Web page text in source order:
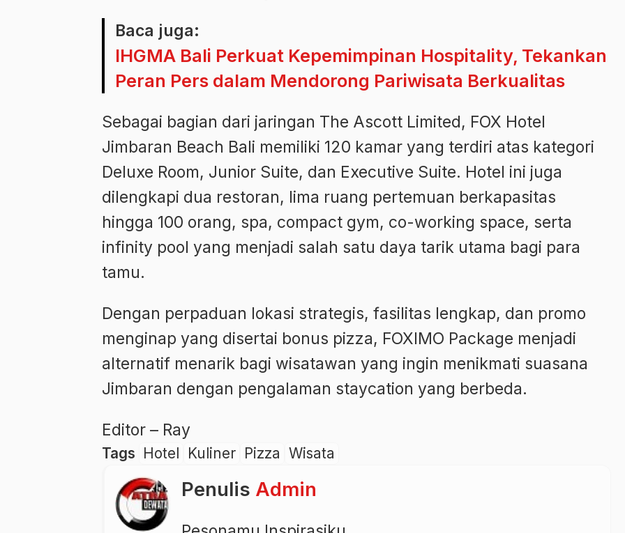
Baca juga:
IHGMA Bali Perkuat Kepemimpinan Hospitality, Tekankan
Peran Pers dalam Mendorong Pariwisata Berkualitas
Sebagai bagian dari jaringan The Ascott Limited, FOX Hotel
Jimbaran Beach Bali memiliki 120 kamar yang terdiri atas kategori
Deluxe Room, Junior Suite, dan Executive Suite. Hotel ini juga
dilengkapi dua restoran, lima ruang pertemuan berkapasitas
hingga 100 orang, spa, compact gym, co-working space, serta
infinity pool yang menjadi salah satu daya tarik utama bagi para
tamu.
Dengan perpaduan lokasi strategis, fasilitas lengkap, dan promo
menginap yang disertai bonus pizza, FOXIMO Package menjadi
alternatif menarik bagi wisatawan yang ingin menikmati suasana
Jimbaran dengan pengalaman staycation yang berbeda.
Editor – Ray
Tags Hotel Kuliner Pizza Wisata
Penulis Admin